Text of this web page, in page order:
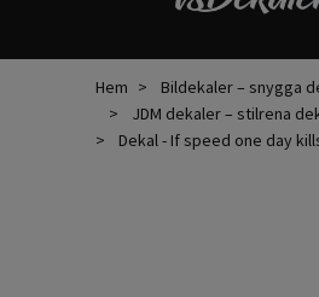
Hem
Bildekaler – snygga
JDM dekaler – stilrena
Dekal - If speed one day